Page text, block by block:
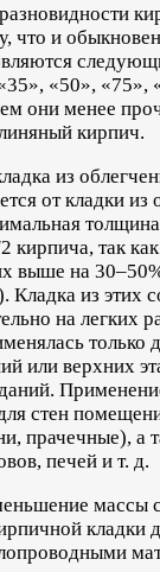
что и
«50», «75»,
они менее
кирпич.
из
от кладки из
кирпича, так
выше на
Кладка из этих
на легких
только
или верхних
стен
прачечные), а
печей и т. д.
массы
кладки